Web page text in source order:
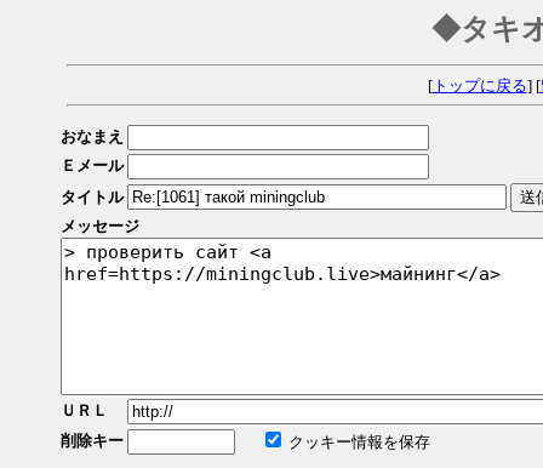
◆タキ
[トップに戻る] [
おなまえ
Ｅメール
タイトル
メッセージ
ＵＲＬ
削除キー
クッキー情報を保存